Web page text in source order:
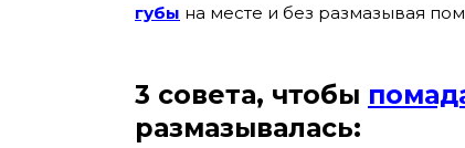
губы на месте и без размазывая
3 совета, чтобы
размазывалась: